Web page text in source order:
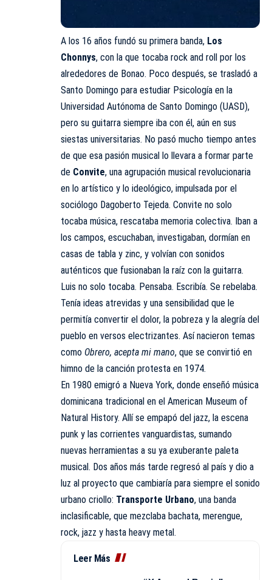
A los 16 años fundó su primera banda, Los
Chonnys, con la que tocaba rock and roll por los
alrededores de Bonao. Poco después, se trasladó a
Santo Domingo para estudiar Psicología en la
Universidad Autónoma de Santo Domingo (UASD),
pero su guitarra siempre iba con él, aún en sus
siestas universitarias. No pasó mucho tiempo antes
de que esa pasión musical lo llevara a formar parte
de Convite, una agrupación musical revolucionaria
en lo artístico y lo ideológico, impulsada por el
sociólogo Dagoberto Tejeda. Convite no solo
tocaba música, rescataba memoria colectiva. Iban a
los campos, escuchaban, investigaban, dormían en
casas de tabla y zinc, y volvían con sonidos
auténticos que fusionaban la raíz con la guitarra.
Luis no solo tocaba. Pensaba. Escribía. Se rebelaba.
Tenía ideas atrevidas y una sensibilidad que le
permitía convertir el dolor, la pobreza y la alegría del
pueblo en versos electrizantes. Así nacieron temas
como Obrero, acepta mi mano, que se convirtió en
himno de la canción protesta en 1974.
En 1980 emigró a Nueva York, donde enseñó música
dominicana tradicional en el American Museum of
Natural History. Allí se empapó del jazz, la escena
punk y las corrientes vanguardistas, sumando
nuevas herramientas a su ya exuberante paleta
musical. Dos años más tarde regresó al país y dio a
luz al proyecto que cambiaría para siempre el sonido
urbano criollo: Transporte Urbano, una banda
inclasificable, que mezclaba bachata, merengue,
rock, jazz y hasta heavy metal.
Leer Más